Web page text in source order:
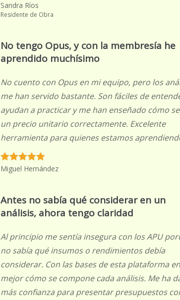
Sandra Ríos
Residente de Obra
No tengo Opus, y con la membresía he
aprendido muchísimo
No cuento con Opus en mi equipo, pero los
me han servido bastante. Son fáciles de
ayudan a practicar y me han enseñado cómo
un precio unitario correctamente. Excelente
herramienta para quienes estamos
Miguel Hernández
Antes no sabía qué considerar en un
análisis, ahora tengo claridad
Al principio me sentía insegura con los APU
no sabía qué insumos o rendimientos debía
considerar. Con las bases de esta plataforma
mejor cómo se compone cada análisis. Me ha
más confianza para presentar presupuestos